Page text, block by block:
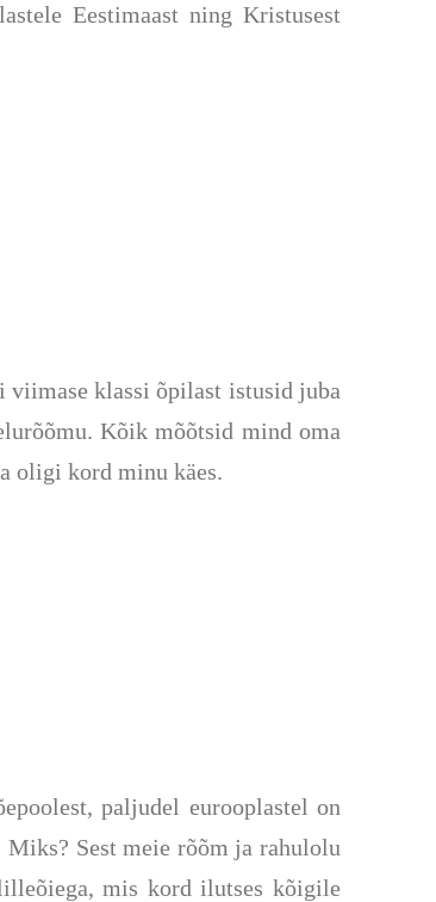
Eestimaast ning Kristusest
viimase klassi õpilast istusid juba
Kõik mõõtsid mind oma
oligi kord minu käes.
paljudel eurooplastel on
Sest meie rõõm ja rahulolu
mis kord ilutses kõigile